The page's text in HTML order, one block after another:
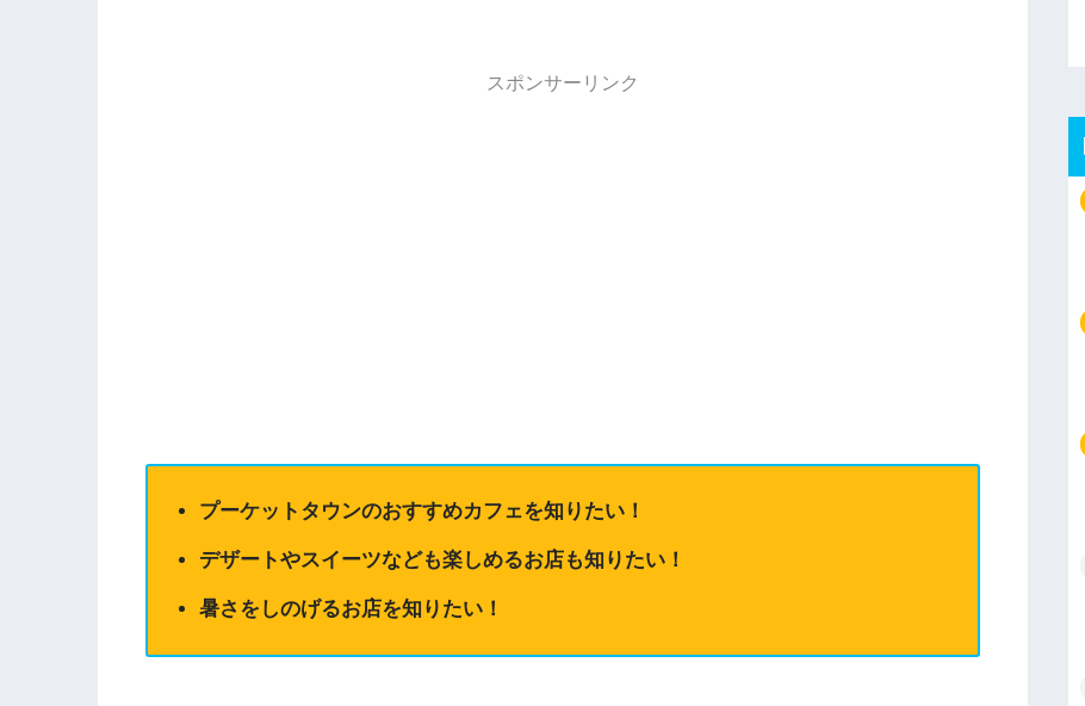
スポンサーリンク
プーケットタウンのおすすめカフェを知りたい！
デザートやスイーツなども楽しめるお店も知りたい！
暑さをしのげるお店を知りたい！